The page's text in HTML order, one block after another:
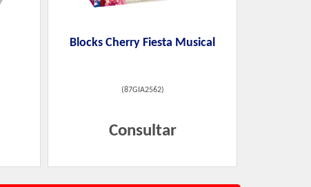
Blocks Cherry Fiesta Musical
(87GIA2562)
Consultar